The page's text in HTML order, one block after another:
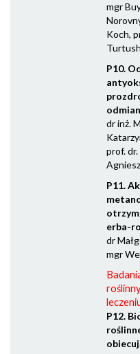
mgr
Koch,
P10.
dr inż.
prof. dr.
P11.
erba-
dr
mgr
P12.